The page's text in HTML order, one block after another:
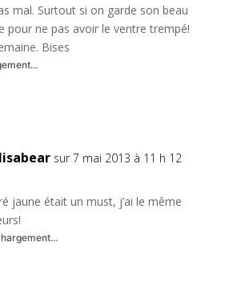
mal. Surtout si on garde son beau
pour ne pas avoir le ventre trempé!
Bises
sur 7 mai 2013 à 11 h 12
jaune était un must, j’ai le même